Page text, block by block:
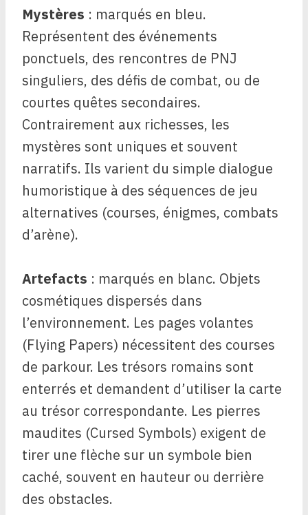
Mystères : marqués en bleu.
Représentent des événements
ponctuels, des rencontres de PNJ
singuliers, des défis de combat, ou de
courtes quêtes secondaires.
Contrairement aux richesses, les
mystères sont uniques et souvent
narratifs. Ils varient du simple dialogue
humoristique à des séquences de jeu
alternatives (courses, énigmes, combats
d’arène).
Artefacts : marqués en blanc. Objets
cosmétiques dispersés dans
l’environnement. Les pages volantes
(Flying Papers) nécessitent des courses
de parkour. Les trésors romains sont
enterrés et demandent d’utiliser la carte
au trésor correspondante. Les pierres
maudites (Cursed Symbols) exigent de
tirer une flèche sur un symbole bien
caché, souvent en hauteur ou derrière
des obstacles.